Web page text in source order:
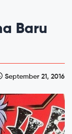
Baru
September 21, 2016